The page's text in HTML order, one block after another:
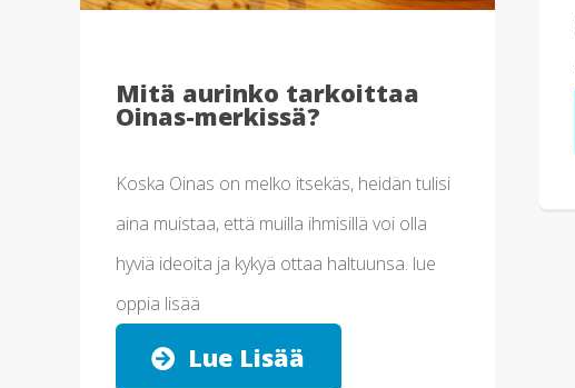
Mitä aurinko tarkoittaa
Oinas-merkissä?
Koska Oinas on melko itsekäs, heidän tulisi
aina muistaa, että muilla ihmisillä voi olla
hyviä ideoita ja kykyä ottaa haltuunsa. lue
oppia lisää
Lue Lisää